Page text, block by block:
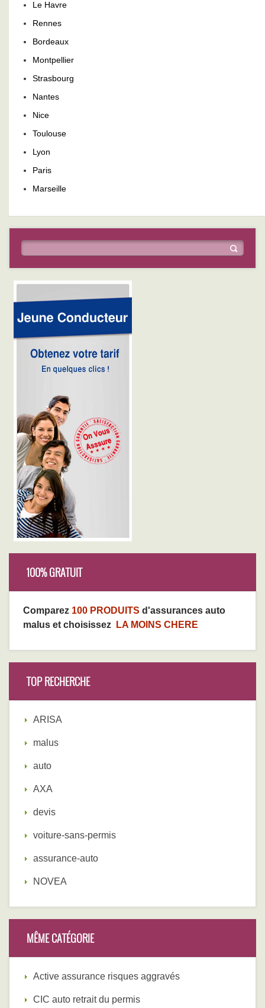
Le Havre
Rennes
Bordeaux
Montpellier
Strasbourg
Nantes
Nice
Toulouse
Lyon
Paris
Marseille
100% GRATUIT
Comparez 100 PRODUITS d'assurances auto
malus et choisissez
LA MOINS CHERE
TOP RECHERCHE
ARISA
malus
auto
AXA
devis
voiture-sans-permis
assurance-auto
NOVEA
MÊME CATÉGORIE
Active assurance risques aggravés
CIC auto retrait du permis